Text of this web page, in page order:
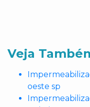
Veja
oeste sp